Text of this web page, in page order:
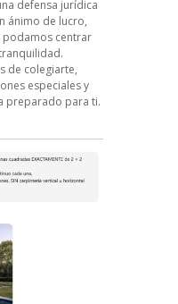
defensa jurídica
ánimo de lucro,
podamos centrar
de colegiarte,
especiales y
preparado para ti.